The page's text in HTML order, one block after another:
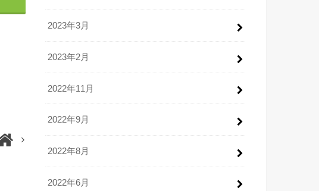
2023年3月
2023年2月
2022年11月
2022年9月
2022年8月
2022年6月